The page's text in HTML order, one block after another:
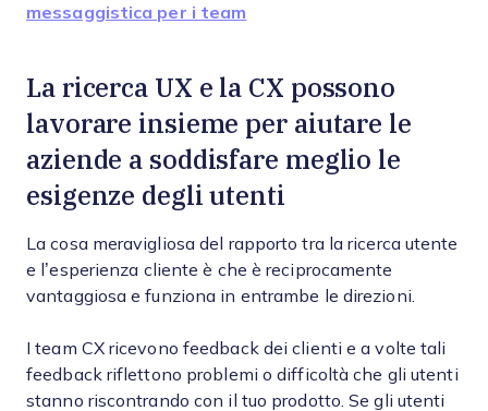
messaggistica per i team
La ricerca UX e la CX possono
lavorare insieme per aiutare le
aziende a soddisfare meglio le
esigenze degli utenti
La cosa meravigliosa del rapporto tra la ricerca utente
e l’esperienza cliente è che è reciprocamente
vantaggiosa e funziona in entrambe le direzioni.
I team CX ricevono feedback dei clienti e a volte tali
feedback riflettono problemi o difficoltà che gli utenti
stanno riscontrando con il tuo prodotto. Se gli utenti